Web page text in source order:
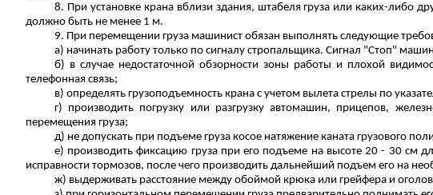
8. При установке крана вблизи здания, штабеля груза или каких-либо
должно быть не менее 1 м.
9. При перемещении груза машинист обязан выполнять следующие
а) начинать работу только по сигналу стропальщика. Сигнал "Стоп"
б) в случае недостаточной обзорности зоны работы и плохой
телефонная связь;
в) определять грузоподъемность крана с учетом вылета стрелы по
г) производить погрузку или разгрузку автомашин, прицепов,
перемещения груза;
д) не допускать при подъеме груза косое натяжение каната грузового
е) производить фиксацию груза при его подъеме на высоте 20 - 30 см
исправности тормозов, после чего производить дальнейший подъем его на
ж) выдерживать расстояние между обоймой крюка или грейфера и